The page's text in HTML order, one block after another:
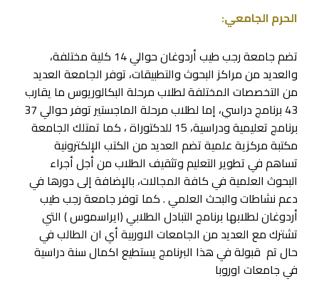
الحرم الجامعي:
تضم جامعة رجب طيب أردوغان حوالي 14 كلية مختلفة،
والعديد من مراكز البحوث والتطبيقات، توفر الجامعة العديد
من التخصصات المختلفة لطلاب مرحلة البكالوريوس ما يقارب
43 برنامج دراسي، إما لطلاب مرحلة الماجستير توفر حوالي 37
برنامج تعليمية ودراسية، 15 للدكتوراة ، كما تمتلك الجامعة
مكتبة مركزية علمية تضم العديد من الكتب الإلكترونية
تساهم في تطوير التعليم وتثقيف الطلاب من أجل أجراء
البحوث العلمية في كافة المجالات، بالإضافة إلى دورها في
دعم نشاطات والبحث العلمي . كما توفر جامعة رجب طيب
أردوغان لطلابها برنامج التبادل الطلابي (ايراسموس ) التي
تشترك مع العديد من الجامعات الاوربية أي ان الطالب في
حال تم قبولة في هذا البرنامج يستطيع اكمال سنة دراسية
في جامعات اوروبا